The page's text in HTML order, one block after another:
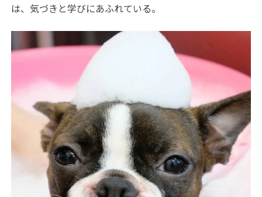
は、気づきと学びにあふれている。